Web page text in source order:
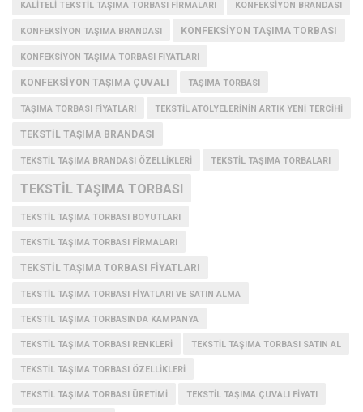
KALITELI TEKSTIL TAŞIMA TORBASI FIRMALARI KONFEKSIYON BRANDASI
KONFEKSIYON TAŞIMA BRANDASI KONFEKSIYON TAŞIMA TORBASI
KONFEKSIYON TAŞIMA TORBASI FIYATLARI
KONFEKSIYON TAŞIMA ÇUVALI TAŞIMA TORBASI
TAŞIMA TORBASI FIYATLARI TEKSTIL ATÖLYELERININ ARTIK YENI TERCIHI
TEKSTIL TAŞIMA BRANDASI
TEKSTIL TAŞIMA BRANDASI ÖZELLIKLERI TEKSTIL TAŞIMA TORBALARI
TEKSTIL TAŞIMA TORBASI
TEKSTIL TAŞIMA TORBASI BOYUTLARI
TEKSTIL TAŞIMA TORBASI FIRMALARI
TEKSTIL TAŞIMA TORBASI FIYATLARI
TEKSTIL TAŞIMA TORBASI FIYATLARI VE SATIN ALMA
TEKSTIL TAŞIMA TORBASINDA KAMPANYA
TEKSTIL TAŞIMA TORBASI RENKLERI TEKSTIL TAŞIMA TORBASI SATIN AL
TEKSTIL TAŞIMA TORBASI ÖZELLIKLERI
TEKSTIL TAŞIMA TORBASI ÜRETIMI TEKSTIL TAŞIMA ÇUVALI FIYATI